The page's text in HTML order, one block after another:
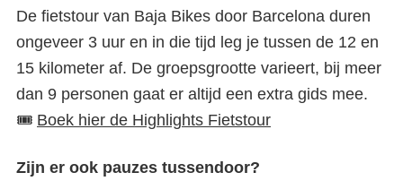
De fietstour van Baja Bikes door Barcelona duren
ongeveer 3 uur en in die tijd leg je tussen de 12 en
15 kilometer af. De groepsgrootte varieert, bij meer
dan 9 personen gaat er altijd een extra gids mee.
🎟️ Boek hier de Highlights Fietstour
Zijn er ook pauzes tussendoor?